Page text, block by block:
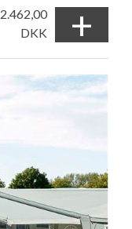
2.462,00
DKK
+